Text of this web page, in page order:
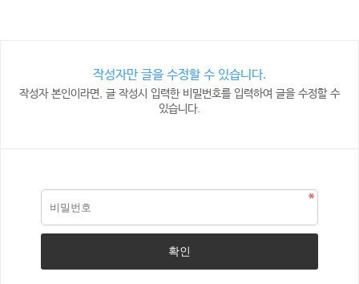
작성자만 글을 수정할 수 있습니다.
작성자 본인이라면, 글 작성시 입력한 비밀번호를 입력하여 글을 수정할 수
있습니다.